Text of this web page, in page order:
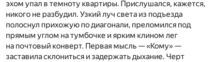
эхом упал в темноту квартиры. Прислушался, кажется,
никого не разбудил. Узкий луч света из подъезда
полоснул прихожую по диагонали, преломился под
прямым углом на тумбочке и ярким клином лег
на почтовый конверт. Первая мысль — «Кому» —
заставила склониться и задержать дыхание. Черт